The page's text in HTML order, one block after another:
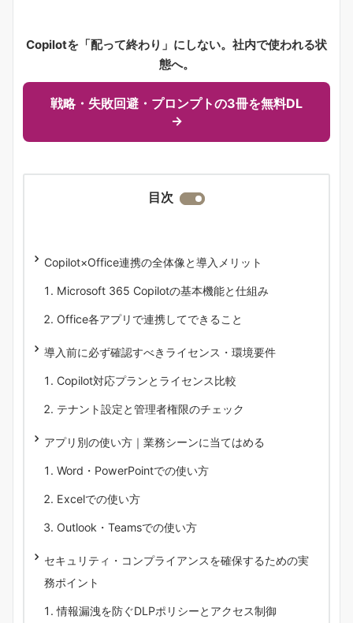
Copilotを「配って終わり」にしない。社内で使われる状
態へ。
戦略・失敗回避・プロンプトの3冊を無料DL
→
目次
Copilot×Office連携の全体像と導入メリット
Microsoft 365 Copilotの基本機能と仕組み
Office各アプリで連携してできること
導入前に必ず確認すべきライセンス・環境要件
Copilot対応プランとライセンス比較
テナント設定と管理者権限のチェック
アプリ別の使い方｜業務シーンに当てはめる
Word・PowerPointでの使い方
Excelでの使い方
Outlook・Teamsでの使い方
セキュリティ・コンプライアンスを確保するための実
務ポイント
情報漏洩を防ぐDLPポリシーとアクセス制御